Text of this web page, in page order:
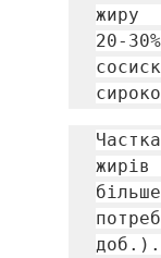
жиру
20-